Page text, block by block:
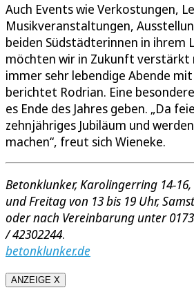
Auch Events wie Verkostungen,
Musikveranstaltungen,
beiden Südstädterinnen in ihrem
möchten wir in Zukunft verstärkt
immer sehr lebendige Abende
berichtet Rodrian. Eine
es Ende des Jahres geben. „Da
zehnjähriges Jubiläum und
machen“, freut sich Wieneke.
Betonklunker, Karolingerring 14-
und Freitag von 13 bis 19 Uhr,
oder nach Vereinbarung unter
/ 42302244.
betonklunker.de
ANZEIGE X